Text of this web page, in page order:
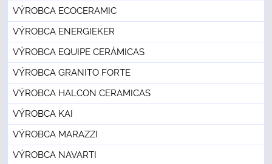
VÝROBCA ECOCERAMIC
VÝROBCA ENERGIEKER
VÝROBCA EQUIPE CERÁMICAS
VÝROBCA GRANITO FORTE
VÝROBCA HALCON CERAMICAS
VÝROBCA KAI
VÝROBCA MARAZZI
VÝROBCA NAVARTI